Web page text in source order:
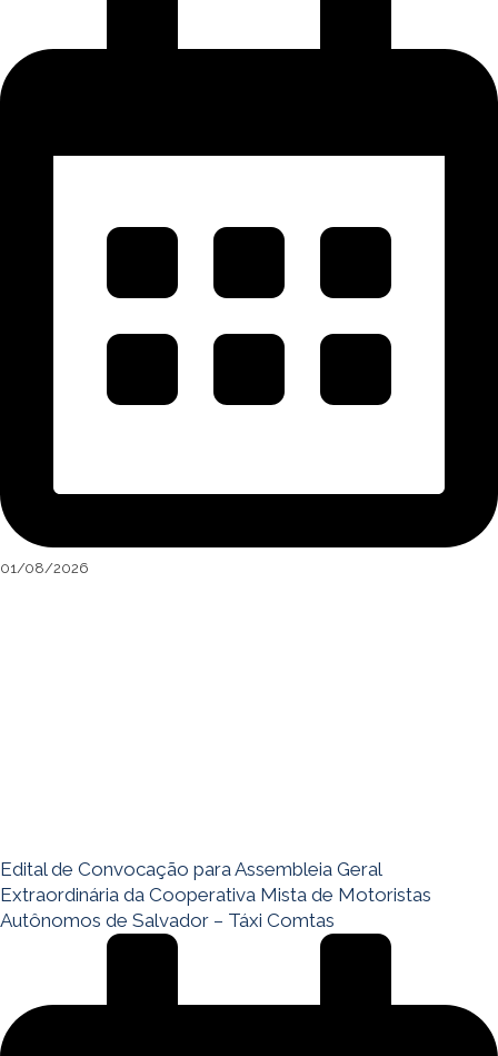
01/08/2026
Edital de Convocação para Assembleia Geral
Extraordinária da Cooperativa Mista de Motoristas
Autônomos de Salvador – Táxi Comtas